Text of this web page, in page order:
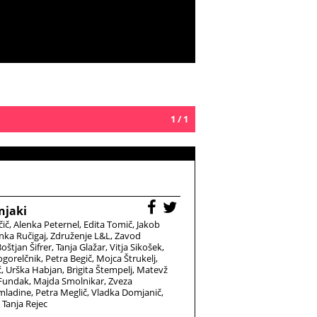
1 / 1
Alenka Peternel Edita Tomič Jakob
Ručigaj Združenje L&L Zavod
Šifrer Tanja Glažar Vitja Sikošek
Petra Begič Mojca Štrukelj
Urška Habjan Brigita Štempelj Matevž
Majda Smolnikar Zveza
Petra Meglič Vladka Domjanič
Tanja Rejec